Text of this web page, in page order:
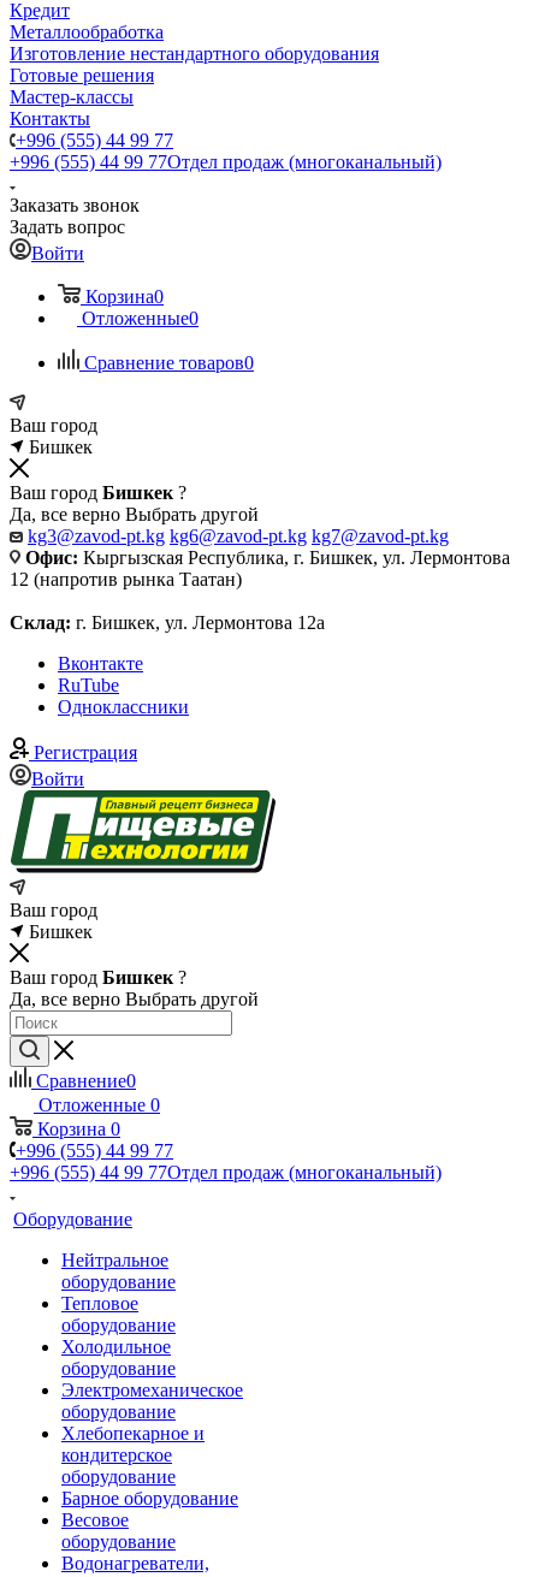
Кредит
Металлообработка
Изготовление нестандартного оборудования
Готовые решения
Мастер-классы
Контакты
+996 (555) 44 99 77
+996 (555) 44 99 77Отдел продаж (многоканальный)
Заказать звонок
Задать вопрос
Войти
Корзина0
Отложенные0
Сравнение товаров0
Ваш город
Бишкек
Ваш город Бишкек ?
Да, все верно Выбрать другой
kg3@zavod-pt.kg kg6@zavod-pt.kg kg7@zavod-pt.kg
Офис: Кыргызская Республика, г. Бишкек, ул. Лермонтова
12 (напротив рынка Таатан)
Склад: г. Бишкек, ул. Лермонтова 12а
Вконтакте
RuTube
Одноклассники
Регистрация
Войти
Ваш город
Бишкек
Ваш город Бишкек ?
Да, все верно Выбрать другой
Сравнение0
Отложенные 0
Корзина 0
+996 (555) 44 99 77
+996 (555) 44 99 77Отдел продаж (многоканальный)
Оборудование
Нейтральное
оборудование
Тепловое
оборудование
Холодильное
оборудование
Электромеханическое
оборудование
Хлебопекарное и
кондитерское
оборудование
Барное оборудование
Весовое
оборудование
Водонагреватели,